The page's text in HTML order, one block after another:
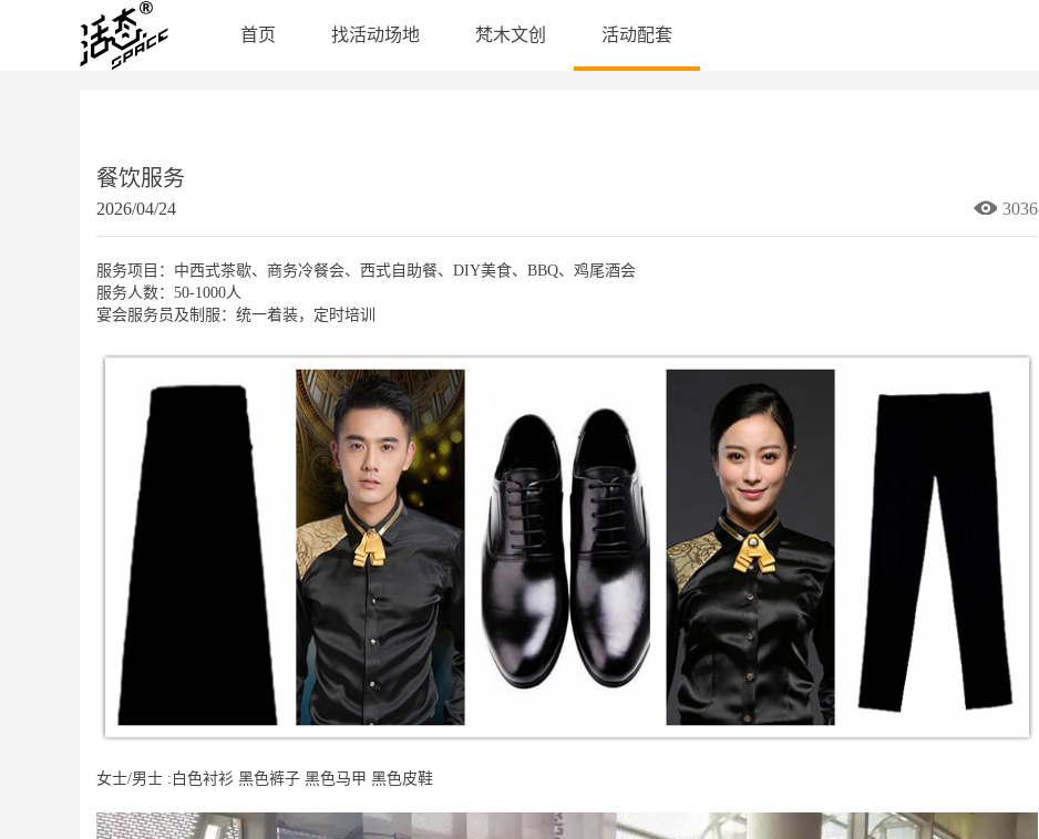
首页 找活动场地 梵木文创 活动配套
餐饮服务
2026/04/24 3036
服务项目：中西式茶歇、商务冷餐会、西式自助餐、DIY美食、BBQ、鸡尾酒会
服务人数：50-1000人
宴会服务员及制服：统一着装，定时培训
女士/男士 :白色衬衫 黑色裤子 黑色马甲 黑色皮鞋